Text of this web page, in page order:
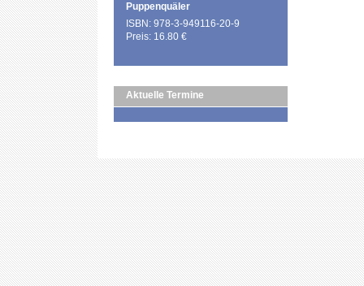
Puppenquäler
ISBN: 978-3-949116-20-9
Preis: 16.80 €
Aktuelle Termine